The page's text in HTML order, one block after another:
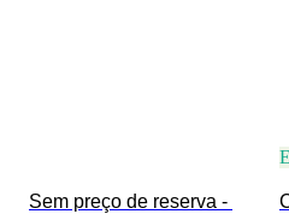
Sem preço de reserva -